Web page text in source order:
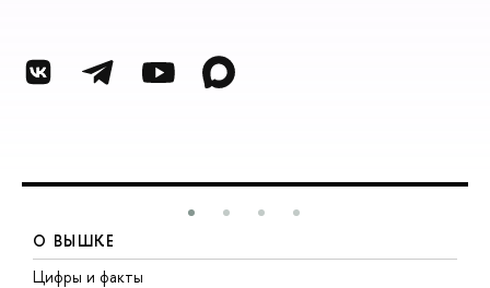
О ВЫШКЕ
Цифры и факты